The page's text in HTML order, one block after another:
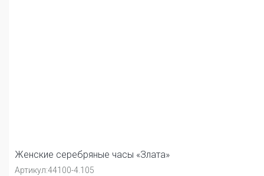
Женские серебряные часы «Злата»
Артикул:44100-4.105